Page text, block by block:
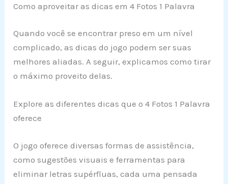
Como aproveitar as dicas em 4 Fotos 1 Palavra
Quando você se encontrar preso em um nível
complicado, as dicas do jogo podem ser suas
melhores aliadas. A seguir, explicamos como tirar
o máximo proveito delas.
Explore as diferentes dicas que o 4 Fotos 1 Palavra
oferece
O jogo oferece diversas formas de assistência,
como sugestões visuais e ferramentas para
eliminar letras supérfluas, cada uma pensada